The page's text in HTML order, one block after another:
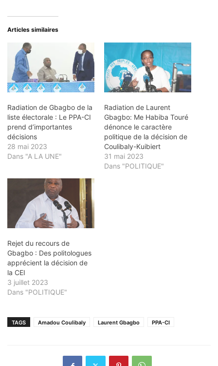
Articles similaires
Radiation de Gbagbo de la
liste électorale : Le PPA-CI
prend d’importantes
décisions
28 mai 2023
Dans "A LA UNE"
Radiation de Laurent
Gbagbo: Me Habiba Touré
dénonce le caractère
politique de la décision de
Coulibaly-Kuibiert
31 mai 2023
Dans "POLITIQUE"
Rejet du recours de
Gbagbo : Des politologues
apprécient la décision de
la CEI
3 juillet 2023
Dans "POLITIQUE"
TAGS Amadou Coulibaly Laurent Gbagbo PPA-CI